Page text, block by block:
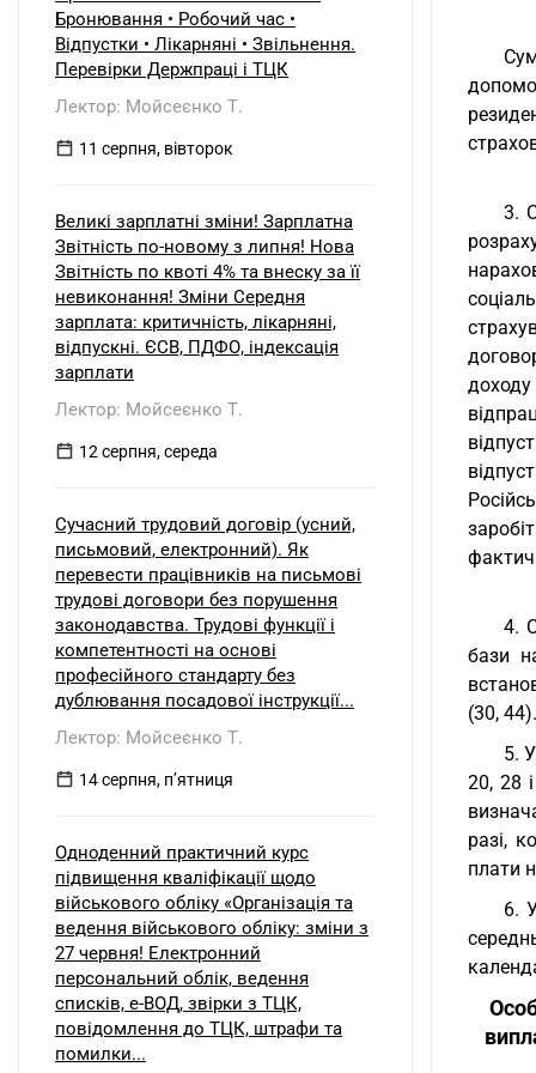
3.
4.
бази
(30, 44).
5.
20, 28
разі,
плати
6.
Бронювання • Робочий час •
Відпустки • Лікарняні • Звільнення.
Перевірки Держпраці і ТЦК
Лектор: Мойсеєнко Т.
11 серпня, вівторок
Великі зарплатні зміни! Зарплатна
Звітність по-новому з липня! Нова
Звітність по квоті 4% та внеску за її
невиконання! Зміни Середня
зарплата: критичність, лікарняні,
відпускні. ЄСВ, ПДФО, індексація
зарплати
Лектор: Мойсеєнко Т.
12 серпня, середа
Сучасний трудовий договір (усний,
письмовий, електронний). Як
перевести працівників на письмові
трудові договори без порушення
законодавства. Трудові функції і
компетентності на основі
професійного стандарту без
дублювання посадової інструкції...
Лектор: Мойсеєнко Т.
14 серпня, пʼятниця
Одноденний практичний курс
підвищення кваліфікації щодо
військового обліку «Організація та
ведення військового обліку: зміни з
27 червня! Електронний
персональний облік, ведення
списків, е-ВОД, звірки з ТЦК,
повідомлення до ТЦК, штрафи та
помилки...